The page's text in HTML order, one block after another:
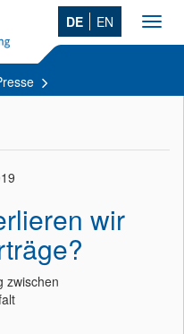
DE EN
wir
zwischen